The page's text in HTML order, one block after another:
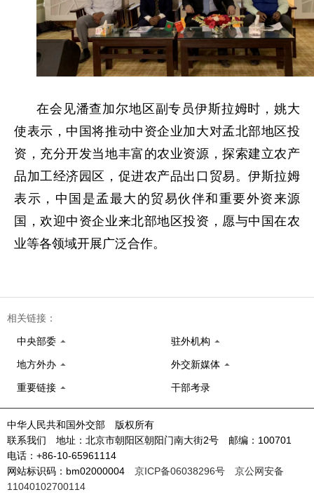
在会见潘查加尔地区副专员伊斯拉姆时，姚大
使表示，中国将推动中资企业加大对孟北部地区投
资，充分开发当地丰富的农业资源，探索建立农产
品加工经济园区，促进农产品出口贸易。伊斯拉姆
表示，中国是孟最大的贸易伙伴和重要外资来源
国，欢迎中资企业来北部地区投资，愿与中国在农
业等各领域开展广泛合作。
相关链接：
中央部委 驻外机构
地方外办 外交新媒体
重要链接 干部考录
中华人民共和国外交部 版权所有
联系我们 地址：北京市朝阳区朝阳门南大街2号 邮编：100701
电话：+86-10-65961114
网站标识码：bm02000004 京ICP备06038296号
京公网安备
11040102700114